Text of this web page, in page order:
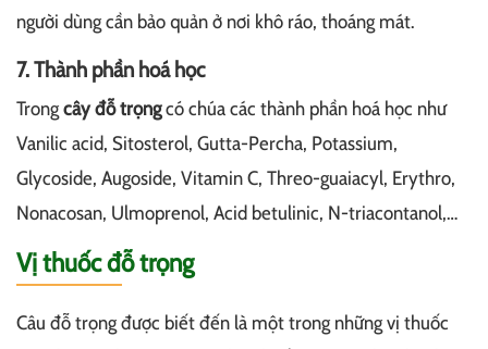
người dùng cần bảo quản ở nơi khô ráo, thoáng mát.
7. Thành phần hoá học
Trongcây đỗ trọngcó chúa các thành phần hoá học như
Vanilic acid, Sitosterol, Gutta-Percha, Potassium,
Glycoside, Augoside, Vitamin C, Threo-guaiacyl, Erythro,
Nonacosan, Ulmoprenol, Acid betulinic, N-triacontanol,…
Vị thuốc đỗ trọng
Câu đỗ trọng được biết đến là một trong những vị thuốc